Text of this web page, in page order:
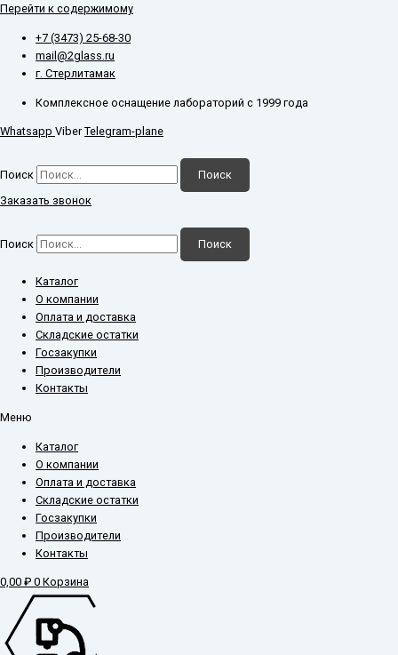
Перейти к содержимому
+7 (3473) 25-68-30
mail@2glass.ru
г. Стерлитамак
Комплексное оснащение лабораторий с 1999 года
Whatsapp Viber Telegram-plane
Поиск
Поиск
Заказать звонок
Поиск Поиск
Каталог
О компании
Оплата и доставка
Складские остатки
Госзакупки
Производители
Контакты
Меню
Каталог
О компании
Оплата и доставка
Складские остатки
Госзакупки
Производители
Контакты
0,00 ₽ 0 Корзина